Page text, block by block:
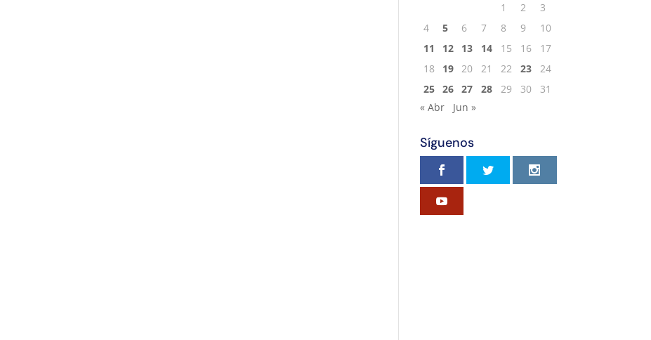
1
2
3
4
5 6 7 8 9
10
11
12 13 14 15 16
17
18
19 20 21 22 23
24
25 26 27 28 29 30
31
« Abr
Jun »
Síguenos